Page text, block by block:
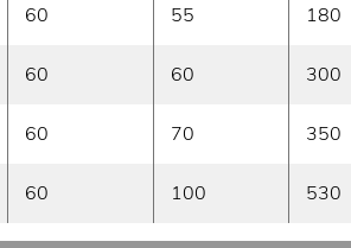
60 55 180
60 60 300
60 70 350
60 100 530